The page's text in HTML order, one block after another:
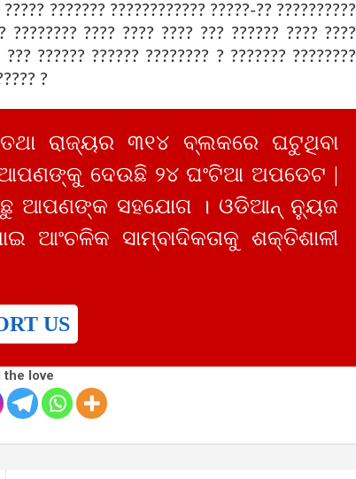
??????? ???????????? ?????-?? ??????????
???????? ???? ???? ???? ??? ?????? ???? ????
?????? ?????? ???????? ? ??????? ????????
?
ରାଜ୍ୟର ୩୧୪ ବ୍ଲକରେ ଘଟୁଥିବା
ଦେଉଛି ୨୪ ଘଂଟିଆ ଅପଡେଟ |
ଆପଣଙ୍କ ସହଯୋଗ । ଓଡିଆନ୍ ନ୍ୟୁଜ
ଆଂଚଳିକ ସାମ୍ବାଦିକତାକୁ ଶକ୍ତିଶାଳୀ
US
the love